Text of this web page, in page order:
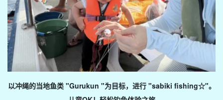
以冲绳的当地鱼类 "Gurukun "为目标，进行 "sabiki fishing☆"。